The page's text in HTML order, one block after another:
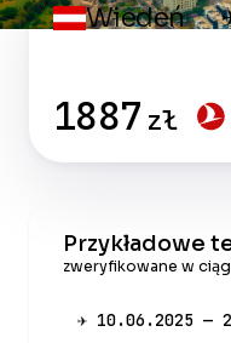
Wiedeń
1887 zł
Przykładowe
zweryfikowane w
✈ 10.06.2025 —